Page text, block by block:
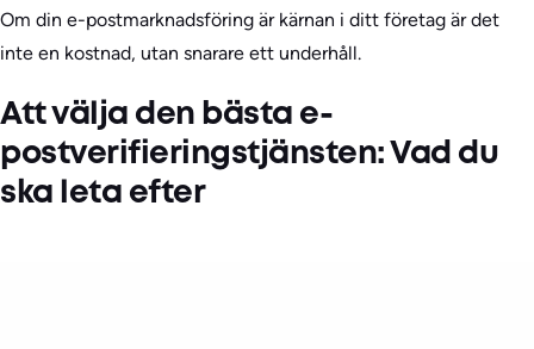
Om din e-postmarknadsföring är kärnan i ditt företag är det
inte en kostnad, utan snarare ett underhåll.
Att välja den bästa e-
postverifieringstjänsten: Vad du
ska leta efter